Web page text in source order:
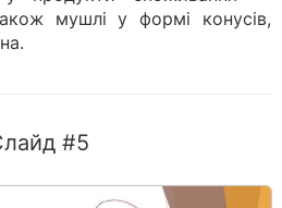
мушлі у формі конусів,
#5